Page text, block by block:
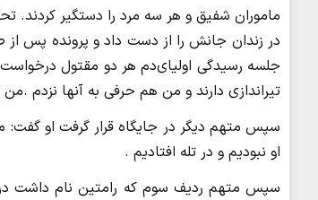
ماموران شفیق و هر سه مرد را دستگیر کردند.
جلسه رسیدگی اولیای‌دم هر دو مقتول
تیراندازی دارند و من هم حرفی به آنها نزدم
سپس متهم دیگر در جایگاه قرار گرفت او گفت:
او نبودیم و در تله افتادیم .
سپس متهم ردیف سوم که رامتین نام داشت در